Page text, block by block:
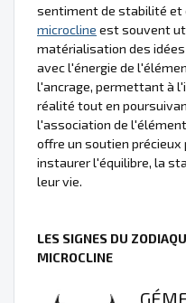
sentiment de stabilité et
microcline est souvent
matérialisation des
avec l'énergie de
l'ancrage, permettant à
réalité tout en
l'association de
offre un soutien précieux
instaurer l'équilibre, la
leur vie.
LES SIGNES DU
MICROCLINE